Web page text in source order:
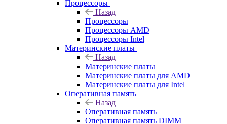
Процессоры
Назад
Процессоры
Процессоры AMD
Процессоры Intel
Материнские платы
Назад
Материнские платы
Материнские платы для AMD
Материнские платы для Intel
Оперативная память
Назад
Оперативная память
Оперативная память DIMM